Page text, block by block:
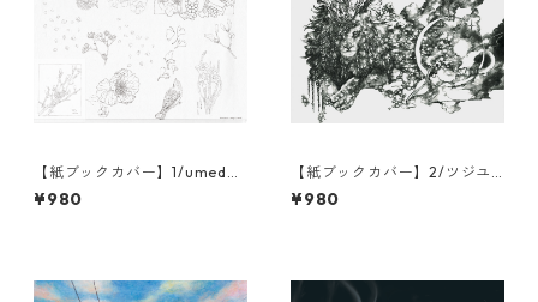
【紙ブックカバー】1/umeda/
更
¥980
【紙ブックカバー】2/ツジユ
ウコ/瞬きの夜
¥980